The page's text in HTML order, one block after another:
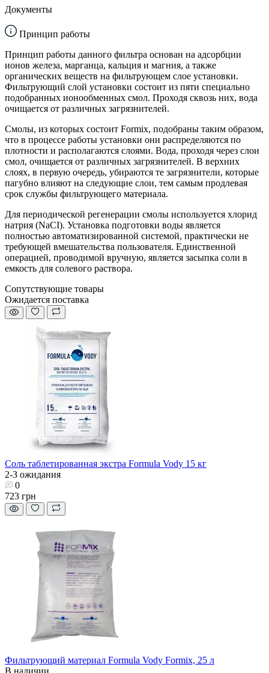
Документы
Принцип работы
Принцип работы данного фильтра основан на адсорбции
ионов железа, марганца, кальция и магния, а также
органических веществ на фильтрующем слое установки.
Фильтрующий слой установки состоит из пяти специально
подобранных ионообменных смол. Проходя сквозь них, вода
очищается от различных загрязнителей.
Смолы, из которых состоит Formix, подобраны таким образом,
что в процессе работы установки они распределяются по
плотности и располагаются слоями. Вода, проходя через слои
смол, очищается от различных загрязнителей. В верхних
слоях, в первую очередь, убираются те загрязнители, которые
пагубно влияют на следующие слои, тем самым продлевая
срок службы фильтрующего материала.
Для периодической регенерации смолы используется хлорид
натрия (NaCI). Установка подготовки воды является
полностью автоматизированной системой, практически не
требующей вмешательства пользователя. Единственной
операцией, проводимой вручную, является засыпка соли в
емкость для солевого раствора.
Сопутствующие товары
Ожидается поставка
Соль таблетированная экстра Formula Vody 15 кг
2-3 ожидания
0
723 грн
Фильтрующий материал Formula Vody Formix, 25 л